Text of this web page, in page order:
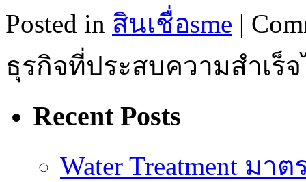
Posted in สินเชื่อsme |
ธุรกิจที่ประสบความสำเร็
Recent Posts
Water Treatment ม